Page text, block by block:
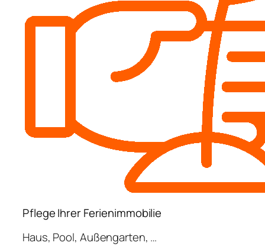
Pflege Ihrer Ferienimmobilie
Haus, Pool, Außengarten, …